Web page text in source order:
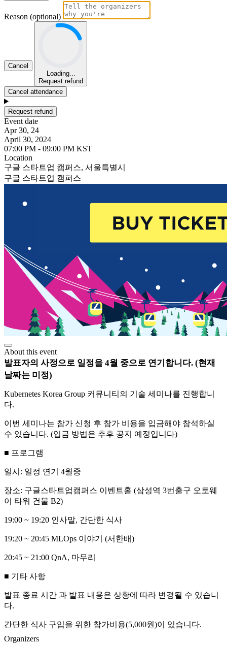
Reason (optional)
Cancel
Loading...
Request refund
Cancel attendance
Request refund
Event date
Apr 30, 24
April 30, 2024
07:00 PM - 09:00 PM KST
Location
구글 스타트업 캠퍼스, 서울특별시
구글 스타트업 캠퍼스
About this event
발표자의 사정으로 일정을 4월 중으로 연기합니다. (현재
날짜는 미정)
Kubernetes Korea Group 커뮤니티의 기술 세미나를 진행합니
다.
이번 세미나는 참가 신청 후 참가 비용을 입금해야 참석하실
수 있습니다. (입금 방법은 추후 공지 예정입니다)
■ 프로그램
일시: 일정 연기 4월중
장소: 구글스타트업캠퍼스 이벤트홀 (삼성역 3번출구 오토웨
이 타워 건물 B2)
19:00 ~ 19:20 인사말, 간단한 식사
19:20 ~ 20:45 MLOps 이야기 (서한배)
20:45 ~ 21:00 QnA, 마무리
■ 기타 사항
발표 종료 시간 과 발표 내용은 상황에 따라 변경될 수 있습니
다.
간단한 식사 구입을 위한 참가비용(5,000원)이 있습니다.
Organizers